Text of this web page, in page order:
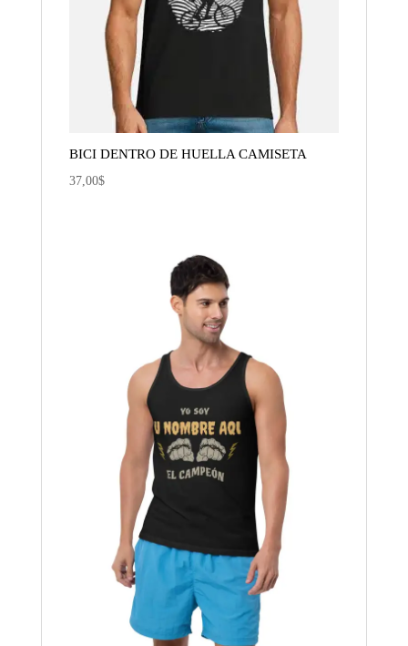
BICI DENTRO DE HUELLA CAMISETA
37,00$